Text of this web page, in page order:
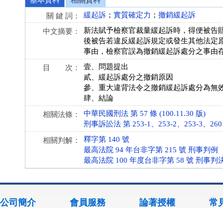
關 鍵 詞：
緩起訴 ； 實質確定力 ； 撤銷緩起訴
中文摘要：
新法賦予檢察官裁量緩起訴時，得便被告
後被告若違反緩起訴規定或發生其他法定
事由，檢察官誤為撤銷緩起訴處分之事由
目 次：
壹、問題提出
貳、緩起訴處分之撤銷原因
參、重大違背法令之撤銷緩起訴處分為無
肆、結論
相關法條：
中華民國刑法 第 57 條 (100.11.30 版)
刑事訴訟法 第 253-1、253-2、253-3、
相關判解：
釋字第 140 號
最高法院 94 年台非字第 215 號 刑事判例
最高法院 100 年度台非字第 58 號 刑事判
公司簡介 會員服務 論著授權 常